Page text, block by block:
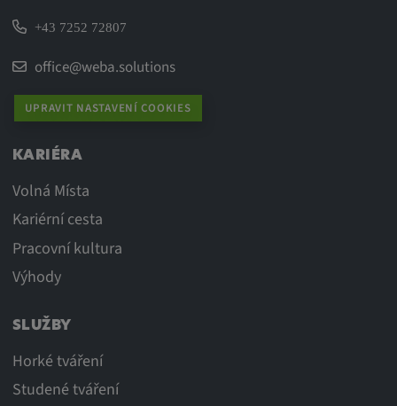
+43 7252 72807
office@weba.solutions
UPRAVIT NASTAVENÍ COOKIES
KARIÉRA
Volná Místa
Kariérní cesta
Pracovní kultura
Výhody
SLUŽBY
Horké tváření
Studené tváření